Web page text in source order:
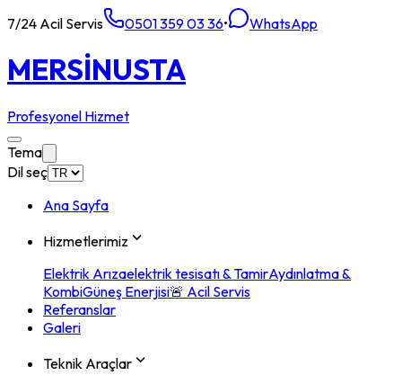
7/24 Acil Servis 0501 359 03 36• WhatsApp
MERSİNUSTA
Profesyonel Hizmet
Tema
Dil seç
Ana Sayfa
Hizmetlerimiz
Elektrik Arızaelektrik tesisatı & TamirAydınlatma &
KombiGüneş Enerjisi🚨 Acil Servis
Referanslar
Galeri
Teknik Araçlar